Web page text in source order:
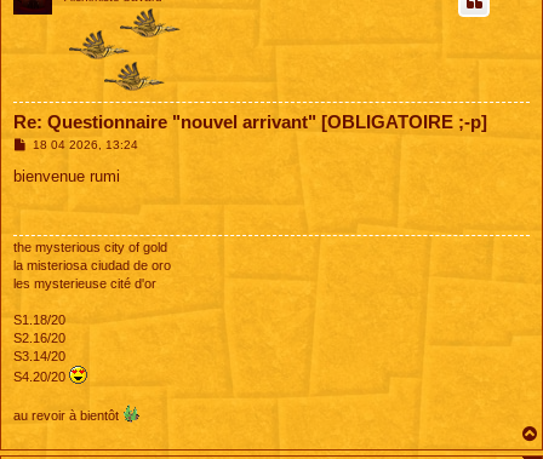
Re: Questionnaire "nouvel arrivant" [OBLIGATOIRE ;-p]
M
s
18 04 2026, 13:24
bienvenue rumi
the mysterious city of gold
la misteriosa ciudad de oro
les mysterieuse cité d'or
S1.18/20
S2.16/20
S3.14/20
S4.20/20
au revoir à bientôt